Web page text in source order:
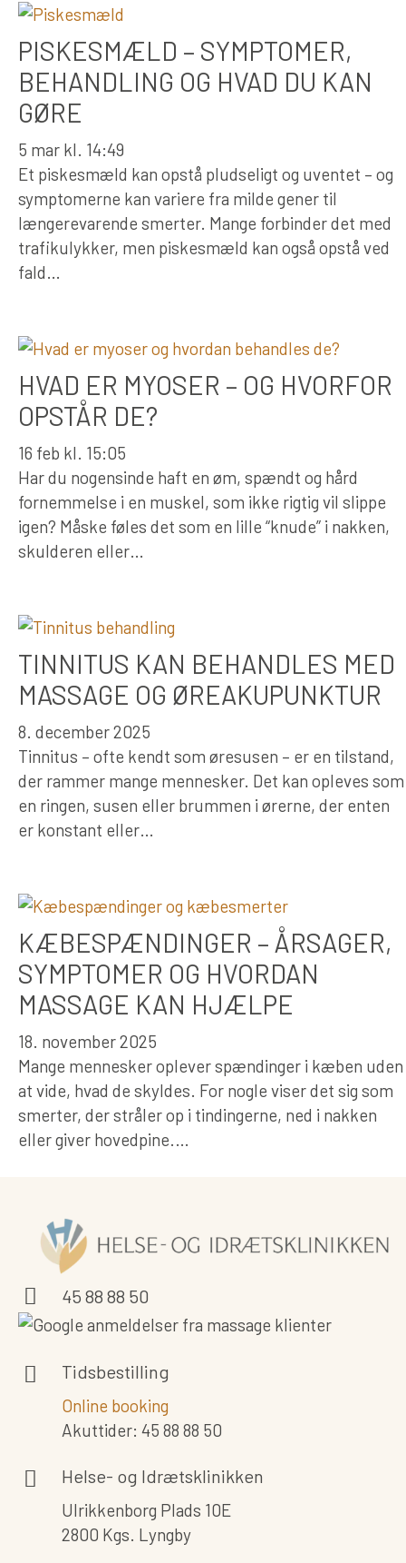
PISKESMÆLD – SYMPTOMER,
BEHANDLING OG HVAD DU KAN
GØRE
5 mar kl. 14:49
Et piskesmæld kan opstå pludseligt og uventet – og
symptomerne kan variere fra milde gener til
længerevarende smerter. Mange forbinder det med
trafikulykker, men piskesmæld kan også opstå ved
fald…
HVAD ER MYOSER – OG HVORFOR
OPSTÅR DE?
16 feb kl. 15:05
Har du nogensinde haft en øm, spændt og hård
fornemmelse i en muskel, som ikke rigtig vil slippe
igen? Måske føles det som en lille “knude” i nakken,
skulderen eller…
TINNITUS KAN BEHANDLES MED
MASSAGE OG ØREAKUPUNKTUR
8. december 2025
Tinnitus – ofte kendt som øresusen – er en tilstand,
der rammer mange mennesker. Det kan opleves som
en ringen, susen eller brummen i ørerne, der enten
er konstant eller…
KÆBESPÆNDINGER – ÅRSAGER,
SYMPTOMER OG HVORDAN
MASSAGE KAN HJÆLPE
18. november 2025
Mange mennesker oplever spændinger i kæben uden
at vide, hvad de skyldes. For nogle viser det sig som
smerter, der stråler op i tindingerne, ned i nakken
eller giver hovedpine.…
45 88 88 50
Tidsbestilling
Online booking
Akuttider: 45 88 88 50
Helse- og Idrætsklinikken
Ulrikkenborg Plads 10E
2800 Kgs. Lyngby